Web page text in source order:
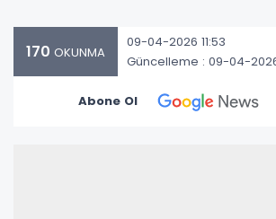
170 OKUNMA
09-04-2026 11:53
Güncelleme : 09-04-2026
Abone Ol